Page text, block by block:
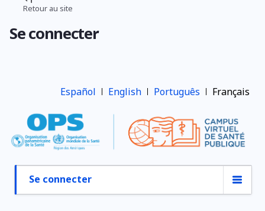
Aller
contenu
d'Ariane
Retour au site
Se connecter
Español English Português Français
Onglets
Se connecter